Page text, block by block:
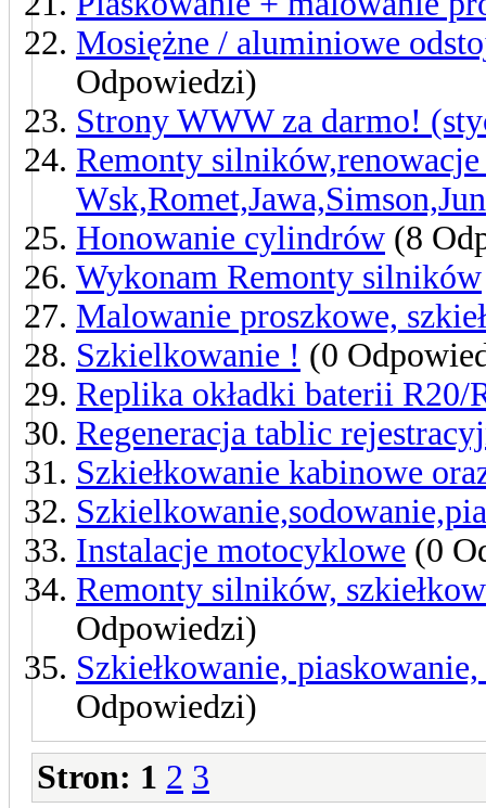
Mosiężne / aluminiowe
Odpowiedzi)
Strony WWW za darmo!
Remonty
Honowanie cylindrów (8
Wykonam Remonty silników
Malowanie proszkowe,
Szkielkowanie ! (0
Replika okładki baterii R20/
Regeneracja tablic
Szkiełkowanie kabinowe
Instalacje motocyklowe (0
Remonty silników,
Odpowiedzi)
Szkiełkowanie,
Odpowiedzi)
Stron: 1 2 3